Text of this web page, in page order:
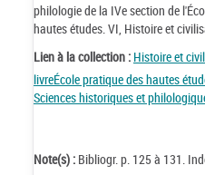
philologie de la IVe section de
hautes études. VI, Histoire et
Lien à la collection : Histoire et
livreÉcole pratique des hautes
Sciences historiques et
Note(s) : Bibliogr. p. 125 à 131.